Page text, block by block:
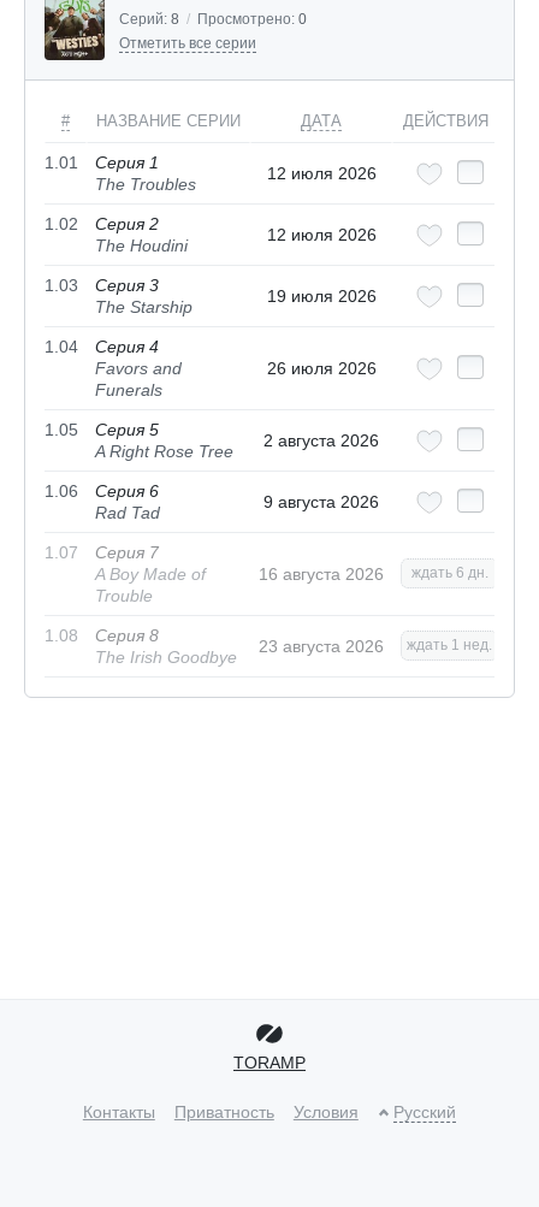
Серий: 8 / Просмотрено: 0
Отметить все серии
# НАЗВАНИЕ СЕРИИ ДАТА ДЕЙСТВИЯ
1.01
Серия 1
The Troubles
12 июля 2026
1.02
Серия 2
The Houdini
12 июля 2026
1.03
Серия 3
The Starship
19 июля 2026
1.04
Серия 4
Favors and
Funerals
26 июля 2026
1.05
Серия 5
A Right Rose Tree
2 августа 2026
1.06
Серия 6
Rad Tad
9 августа 2026
1.07
Серия 7
A Boy Made of
Trouble
16 августа 2026 ждать 6 дн.
1.08
Серия 8
The Irish Goodbye
23 августа 2026 ждать 1 нед.
TORAMP
Контакты Приватность Условия Русский